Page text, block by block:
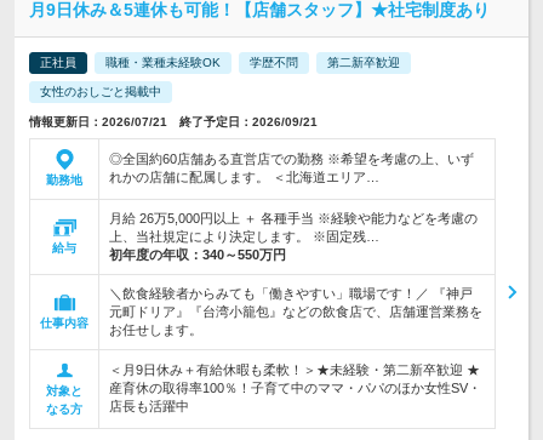
月9日休み＆5連休も可能！【店舗スタッフ】★社宅制度あり
正社員 職種・業種未経験OK 学歴不問 第二新卒歓迎
女性のおしごと掲載中
情報更新日：2026/07/21 終了予定日：2026/09/21
勤務地
◎全国約60店舗ある直営店での勤務 ※希望を考慮の上、いず
れかの店舗に配属します。 ＜北海道エリア…
給与
月給 26万5,000円以上 ＋ 各種手当 ※経験や能力などを考慮の
上、当社規定により決定します。 ※固定残…
初年度の年収： 340～550万円
仕事内容
＼飲食経験者からみても「働きやすい」職場です！／ 『神戸
元町ドリア』『台湾小籠包』などの飲食店で、店舗運営業務を
お任せします。
対象と
なる方
＜月9日休み＋有給休暇も柔軟！＞★未経験・第二新卒歓迎 ★
産育休の取得率100％！子育て中のママ・パパのほか女性SV・
店長も活躍中